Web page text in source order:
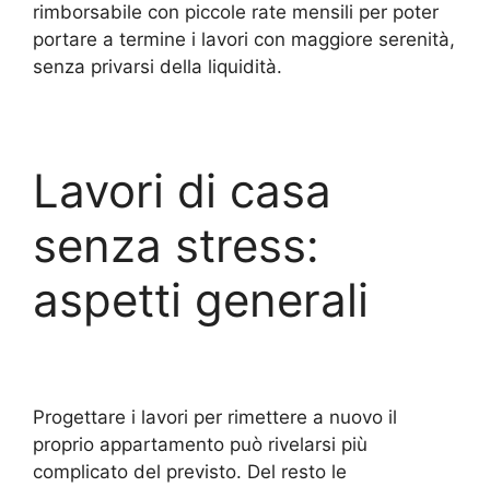
rimborsabile con piccole rate mensili per poter
portare a termine i lavori con maggiore serenità,
senza privarsi della liquidità.
Lavori di casa
senza stress:
aspetti generali
Progettare i lavori per rimettere a nuovo il
proprio appartamento può rivelarsi più
complicato del previsto. Del resto le